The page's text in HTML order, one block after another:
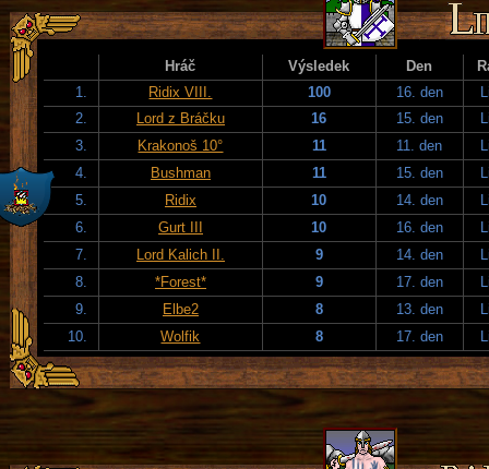
Hráč Výsledek Den
1.
Ridix VIII. 100 16. den
2.
Lord z Bráčku 16 15. den
3.
Krakonoš 10° 11 11. den
4.
Bushman 11 15. den
5.
Ridix 10 14. den
6.
Gurt III 10 16. den
7.
Lord Kalich II. 9 14. den
8.
*Forest* 9 17. den
9.
Elbe2 8 13. den
10.
Wolfik 8 17. den